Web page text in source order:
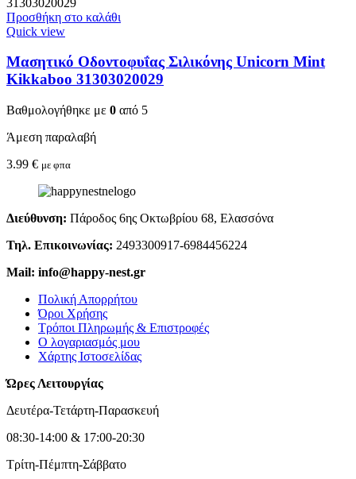
Προσθήκη στο καλάθι
Quick view
Μασητικό Οδοντοφυΐας Σιλικόνης Unicorn Mint
Kikkaboo 31303020029
Βαθμολογήθηκε με 0 από 5
Άμεση παραλαβή
3.99 € με φπα
Διεύθυνση: Πάροδος 6ης Οκτωβρίου 68, Ελασσόνα
Τηλ. Επικοινωνίας: 2493300917-6984456224
Mail: info@happy-nest.gr
Πολική Απορρήτου
Όροι Χρήσης
Τρόποι Πληρωμής & Επιστροφές
Ο λογαριασμός μου
Χάρτης Ιστοσελίδας
Ώρες Λειτουργίας
Δευτέρα-Τετάρτη-Παρασκευή
08:30-14:00 & 17:00-20:30
Τρίτη-Πέμπτη-Σάββατο